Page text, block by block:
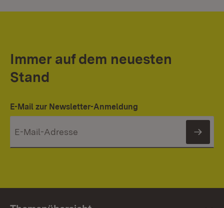
Immer auf dem neuesten
Stand
E-Mail zur Newsletter-Anmeldung